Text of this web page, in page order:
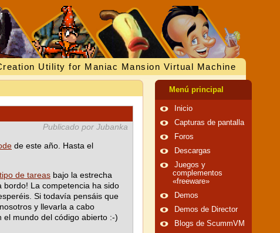
Utility for Maniac Mansion Virtual Machine
Publicado por Jubanka
de este año. Hasta el
de tareas bajo la estrecha
bordo! La competencia ha sido
Si todavía pensáis que
y llevarla a cabo
el mundo del código abierto :-)
Menú principal
Inicio
Capturas de pantalla
Foros
Descargas
Juegos y
complementos
«freeware»
Demos
Demos de Director
Blogs de ScummVM